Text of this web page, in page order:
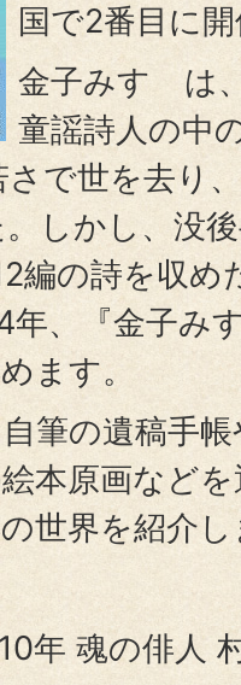
国で2番目に
金子みすゞは
童謡詩人の中
で世を去り
しかし、没
編の詩を収め
、『金子み
ます。
筆の遺稿手
本原画など
世界を紹介
年 魂の俳人